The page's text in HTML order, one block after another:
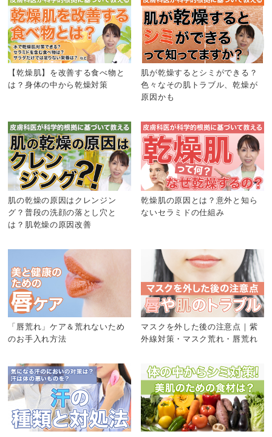
【乾燥肌】を改善する食べ物と
は？身体の中から乾燥対策
肌が乾燥するとシミができる？
色々なその肌トラブル、乾燥が
原因かも
肌の乾燥の原因はクレンジン
グ？普段の洗顔の落とし穴と
は？肌乾燥の原因改善
乾燥肌の原因とは？意外と知ら
ないセラミドの仕組み
「唇荒れ」ケア＆荒れないため
のお手入れ方法
マスクを外した後の注意点｜紫
外線対策・マスク荒れ・唇荒れ